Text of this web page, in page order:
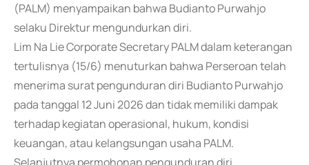
(PALM) menyampaikan bahwa Budianto Purwahjo
selaku Direktur mengundurkan diri.
Lim Na Lie Corporate Secretary PALM dalam keterangan
tertulisnya (15/6) menuturkan bahwa Perseroan telah
menerima surat pengunduran diri Budianto Purwahjo
pada tanggal 12 Juni 2026 dan tidak memiliki dampak
terhadap kegiatan operasional, hukum, kondisi
keuangan, atau kelangsungan usaha PALM.